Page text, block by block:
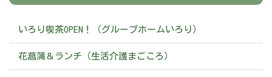
いろり喫茶OPEN！（グループホームいろり）
花菖蒲＆ランチ（生活介護まごころ）